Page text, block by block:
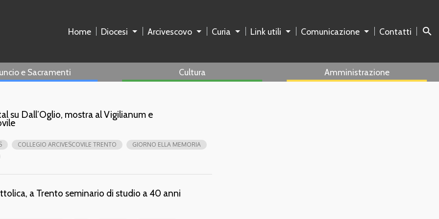
Home Diocesi Arcivescovo Curia Link utili Comunicazione Contatti search
e Sacramenti Cultura Amministrazione
su Dall’Oglio, mostra al Vigilianum e
COLLEGIO ARCIVESCOVILE TRENTO
GIORNO ELLA MEMORIA
a Trento seminario di studio a 40 anni